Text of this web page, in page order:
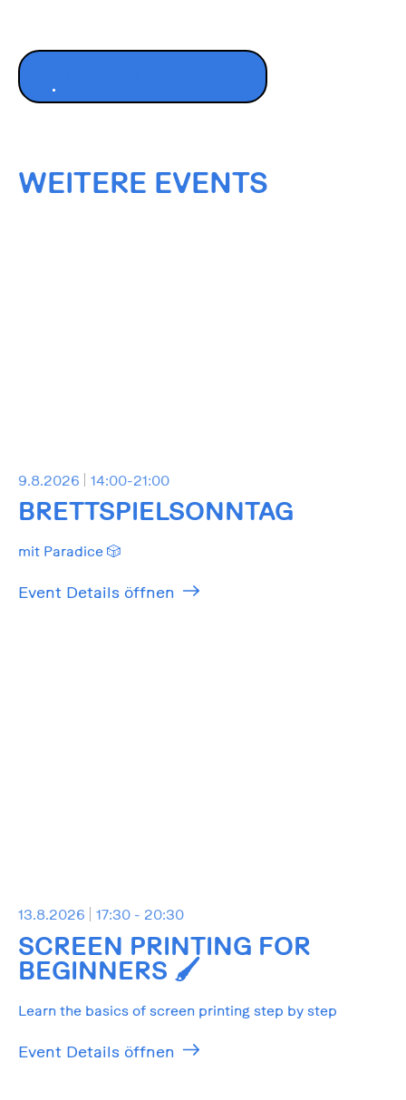
WEITERE EVENTS
9.8.2026 14:00-21:00
BRETTSPIELSONNTAG
mit Paradice 🎲
Event Details öffnen
13.8.2026 17:30 - 20:30
SCREEN PRINTING FOR
BEGINNERS 🖌️
Learn the basics of screen printing step by step
Event Details öffnen